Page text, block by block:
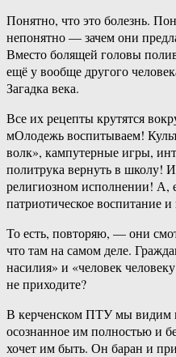
Понятно, что это болезнь.
непонятно — зачем они
Вместо болящей головы
ещё у вообще другого
Загадка века.
Все их рецепты крутятся
мОлодежь воспитываем!
волк», кампутерные игры,
политрука вернуть в школу!
религиозном исполнении! А,
патриотическое воспитание
То есть, повторяю, — они
что там на самом деле.
насилия» и «человек
не приходите?
В керченском ПТУ мы видим
осознанное им полностью и
хочет им быть. Он баран и